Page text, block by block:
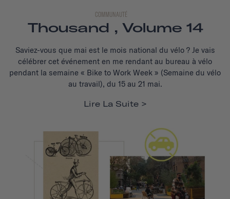
COMMUNAUTÉ
Thousand , Volume 14
Saviez-vous que mai est le mois national du vélo ? Je vais
célébrer cet événement en me rendant au bureau à vélo
pendant la semaine « Bike to Work Week » (Semaine du vélo
au travail), du 15 au 21 mai.
Lire La Suite